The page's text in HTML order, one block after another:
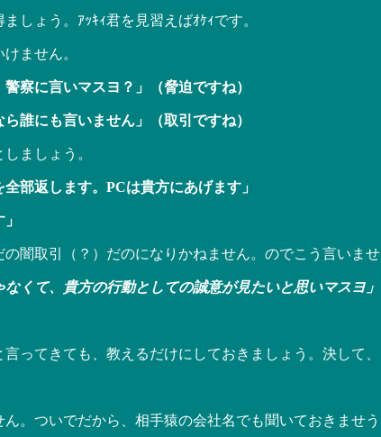
しょう。ｱｯｷｨ君を見習えばｵｹｨです。
ません。
察に言いマスヨ？」（脅迫ですね）
誰にも言いません」（取引ですね）
ましょう。
部返します。PCは貴方にあげます」
闇取引（？）だのになりかねません。のでこう言いませ
くて、貴方の行動としての誠意が見たいと思いマスヨ」
ってきても、教えるだけにしておきましょう。決して、
。ついでだから、相手猿の会社名でも聞いておきませう